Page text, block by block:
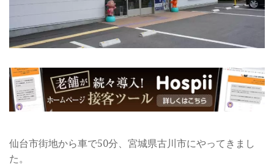
仙台市街地から車で50分、宮城県古川市にやってきまし
た。